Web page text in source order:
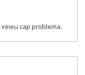
cap problema.